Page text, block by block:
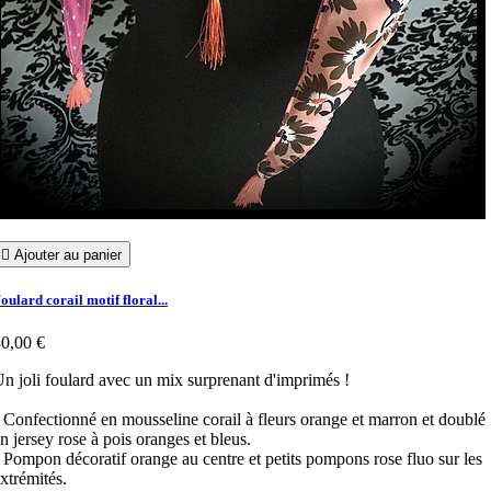
 Ajouter au panier
corail motif floral...
€
joli foulard avec un mix surprenant d'imprimés !
Confectionné en mousseline corail à fleurs orange et marron et doublé
jersey rose à pois oranges et bleus.
Pompon décoratif orange au centre et petits pompons rose fluo sur les